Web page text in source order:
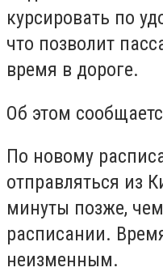
курсировать по
что позволит
время в дороге.
Об этом
По новому
отправляться из
минуты позже,
расписании.
неизменным.